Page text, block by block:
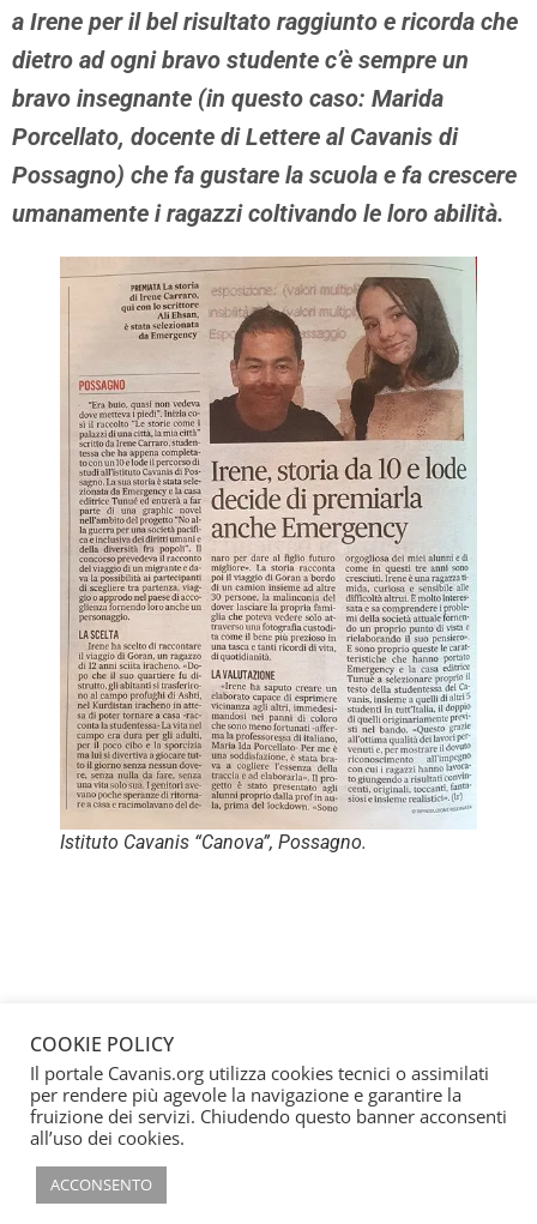
a Irene per il bel risultato raggiunto e ricorda che
dietro ad ogni bravo studente c’è sempre un
bravo insegnante (in questo caso: Marida
Porcellato, docente di Lettere al Cavanis di
Possagno) che fa gustare la scuola e fa crescere
umanamente i ragazzi coltivando le loro abilità.
Istituto Cavanis “Canova”, Possagno.
COOKIE POLICY
Il portale Cavanis.org utilizza cookies tecnici o assimilati
per rendere più agevole la navigazione e garantire la
fruizione dei servizi. Chiudendo questo banner acconsenti
all’uso dei cookies.
ACCONSENTO